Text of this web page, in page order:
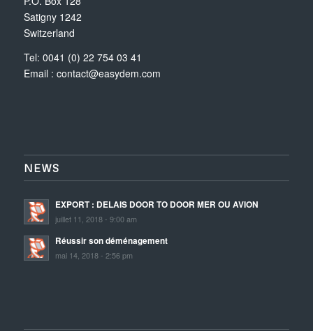
Satigny 1242
Switzerland
Tel: 0041 (0) 22 754 03 41
Email : contact@easydem.com
NEWS
EXPORT : DELAIS DOOR TO DOOR MER OU AVION
juillet 11, 2018 - 9:00 am
Réussir son déménagement
mai 14, 2018 - 2:56 pm